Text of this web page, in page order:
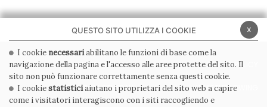
PRIVACY POLICY COOKIE POLICY
CONDIZIONI GENERALI WHISTLEBLOWING
x
QUESTO SITO UTILIZZA I COOKIE
I cookie necessariabilitano le funzioni di base come la
navigazione della pagina e l'accesso alle aree protette del sito. Il
sito non può funzionare correttamente senza questi cookie.
I cookiestatisticiaiutano i proprietari del sito web a capire
come i visitatori interagiscono con i siti raccogliendo e